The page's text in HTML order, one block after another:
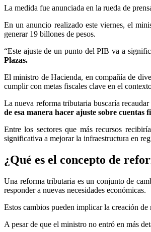
La medida fue anunciada en la rueda de
En un anuncio realizado este viernes, el
generar 19 billones de pesos.
“Este ajuste de un punto del PIB va a
Plazas.
El ministro de Hacienda, en compañía de
cumplir con metas fiscales clave en el
La nueva reforma tributaria buscaría
de esa manera hacer ajuste sobre cuentas
Entre los sectores que más recursos
significativa a mejorar la infraestructura en
¿Qué es el concepto de
Una reforma tributaria es un conjunto de
responder a nuevas necesidades económicas.
Estos cambios pueden implicar la creación
A pesar de que el ministro no entró en más